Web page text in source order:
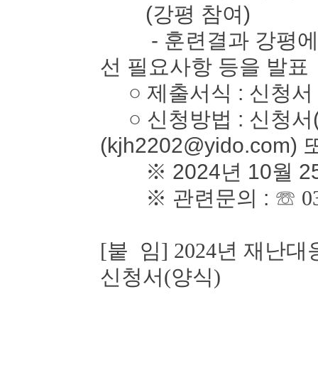
(강평 참여)
- 훈련결과 강평에
선 필요사항 등을 발표
○ 제출서식 : 신청서
○ 신청방법 : 신청서
(kjh2202@yido.com)
※ 2024년 10월 25
※ 관련문의 : ☏
[붙 임] 2024년 재난대
신청서(양식)